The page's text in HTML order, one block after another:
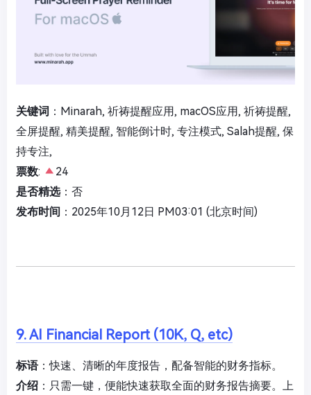
关键词 ：Minarah, 祈祷提醒应用, macOS应用, 祈祷提醒,
全屏提醒, 精美提醒, 智能倒计时, 专注模式, Salah提醒, 保
持专注,
票数:
24
是否精选：否
发布时间 ：2025年10月12日 PM03:01 (北京时间)
9. AI Financial Report (10K, Q, etc)
标语：快速、清晰的年度报告，配备智能的财务指标。
介绍 ：只需一键，便能快速获取全面的财务报告摘要。上